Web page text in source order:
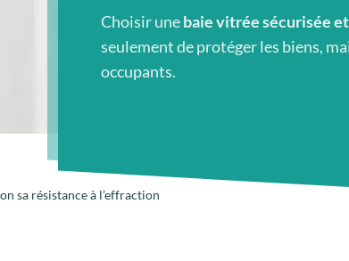
Choisir unebaie vitrée sécurisée
seulement de protéger les biens,
occupants.
sa résistance à l’effraction